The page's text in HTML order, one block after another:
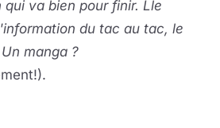
qui va bien pour finir. Lle
du tac au tac, le
manga ?